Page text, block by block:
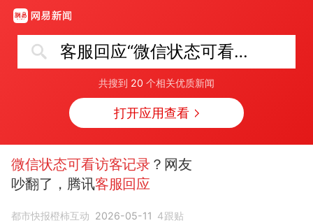
客服回应“微信状态可看访客记录”
共搜到 20 个相关优质新闻
打开应用查看
微信状态可看访客记录 ？网友
吵翻了，腾讯客服回应
都市快报橙柿互动 2026-05-11 4跟贴